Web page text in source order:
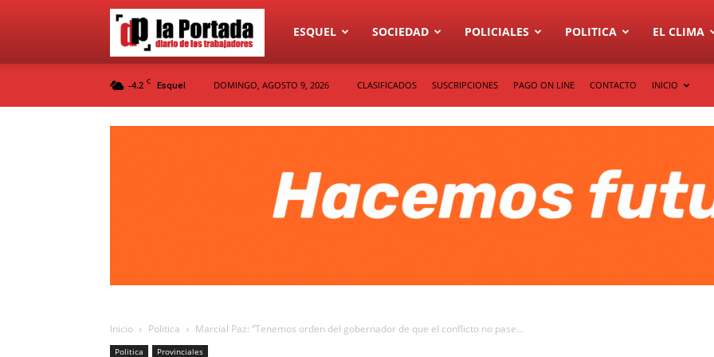
Diario
ESQUEL SOCIEDAD POLICIALES POLITICA EL CLIMA
-4.2 C Esquel DOMINGO, AGOSTO 9, 2026 CLASIFICADOS SUSCRIPCIONES PAGO ON LINE CONTACTO INICIO
Inicio Politica Marcial Paz: “Tenemos orden del gobernador de que el conflicto no pase...
Politica Provinciales